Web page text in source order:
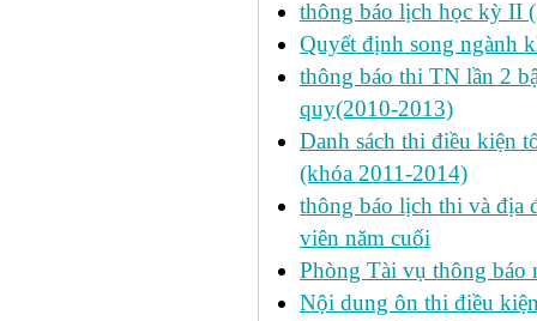
thông báo lịch học kỳ II
Quyết định song ngành
thông báo thi TN lần 2
quy(2010-2013)
Danh sách thi điều kiện
(khóa 2011-2014)
thông báo lịch thi và địa
viên năm cuối
Phòng Tài vụ thông báo
Nội dung ôn thi điều